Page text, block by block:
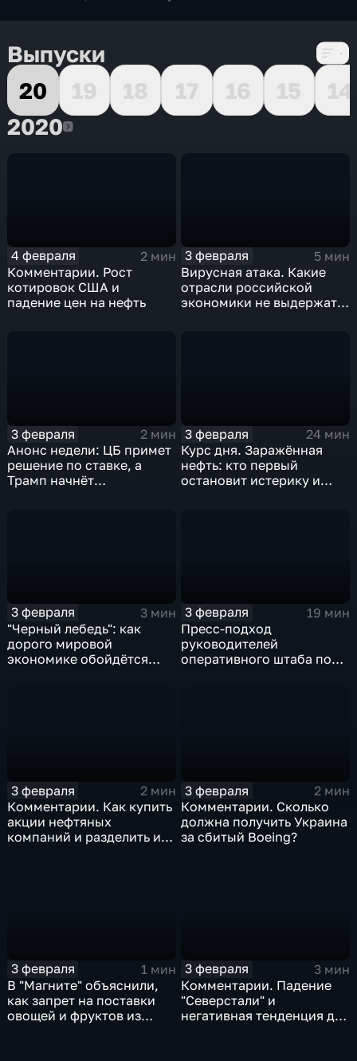
Выпуски
20
19 18 17 16 15
14
20202020
4 февраля
2 мин
Комментарии. Рост
котировок США и
падение цен на нефть
3 февраля
5 мин
Вирусная атака. Какие
отрасли российской
экономики не выдержат
3 февраля
2 мин
Анонс недели: ЦБ примет
решение по ставке, а
Трамп начнёт
3 февраля
24 мин
Курс дня. Заражённая
нефть: кто первый
остановит истерику и
3 февраля
3 мин
"Черный лебедь": как
дорого мировой
экономике обойдётся
3 февраля
19 мин
Пресс-подход
руководителей
оперативного штаба по
3 февраля
2 мин
Комментарии. Как купить
акции нефтяных
компаний и разделить их
3 февраля
2 мин
Комментарии. Сколько
должна получить Украина
за сбитый Boeing?
3 февраля
1 мин
В "Магните" объяснили,
как запрет на поставки
овощей и фруктов из
3 февраля
3 мин
Комментарии. Падение
"Северстали" и
негативная тенденция для